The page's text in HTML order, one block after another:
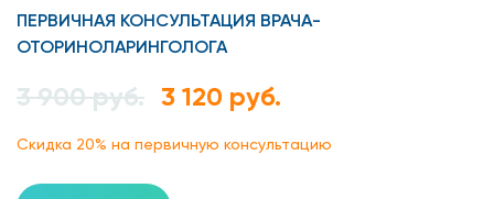
развивается при ослаблении организма.
ПЕРВИЧНАЯ КОНСУЛЬТАЦИЯ ВРАЧА-
ОТОРИНОЛАРИНГОЛОГА
3 900 руб. 3 120 руб.
Скидка 20% на первичную консультацию